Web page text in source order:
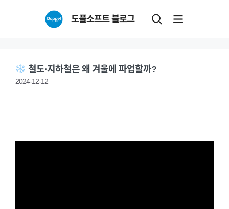
도플소프트 블로그
철도·지하철은 왜 겨울에 파업할까?
2024-12-12